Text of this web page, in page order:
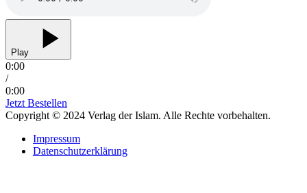
Play
0:00
/
0:00
Jetzt Bestellen
Copyright © 2024 Verlag der Islam. Alle Rechte vorbehalten.
Impressum
Datenschutzerklärung